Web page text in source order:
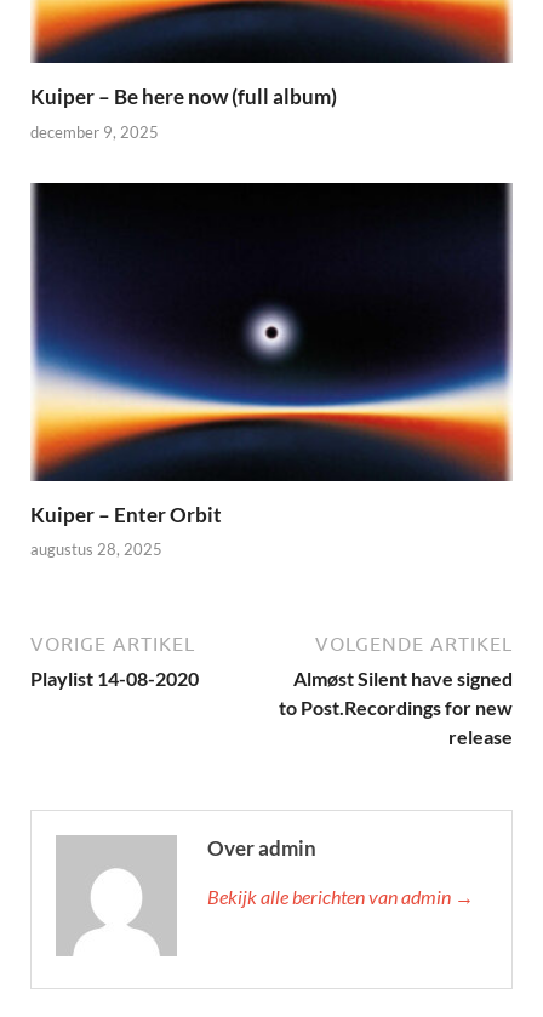
Kuiper – Be here now (full album)
december 9, 2025
Kuiper – Enter Orbit
augustus 28, 2025
VORIGE ARTIKEL
Playlist 14-08-2020
VOLGENDE ARTIKEL
Almøst Silent have signed
to Post.Recordings for new
release
Over admin
Bekijk alle berichten van admin →